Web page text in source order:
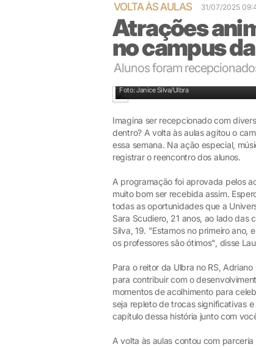
VOLTA ÀS AULAS 31/07/2025
Atrações
no campus
Alunos foram
Foto: Janice Silva/Ulbra
Imagina ser recepcionado com
dentro? A volta às aulas agitou o
essa semana. Na ação especial,
registrar o reencontro dos alunos.
A programação foi aprovada pelos
muito bom ser recebida assim.
todas as oportunidades que a
Sara Scudiero, 21 anos, ao lado das
Silva, 19. "Estamos no primeiro ano,
os professores são ótimos", disse
Para o reitor da Ulbra no RS,
para contribuir com o
momentos de acolhimento para
seja repleto de trocas significativas
capítulo dessa história junto com
A volta às aulas contou com